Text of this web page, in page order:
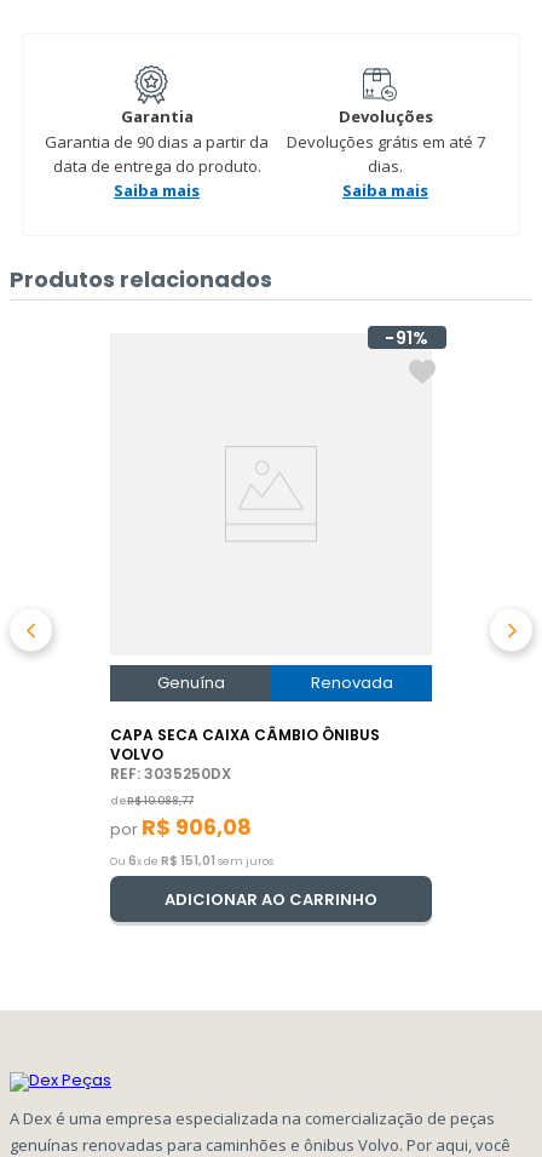
Garantia
Garantia de 90 dias a partir da
data de entrega do produto.
Saiba mais
Devoluções
Devoluções grátis em até 7
dias.
Saiba mais
Produtos relacionados
91%
Genuína Renovada
CAPA SECA CAIXA CÂMBIO ÔNIBUS
VOLVO
REF: 3035250DX
deR$10.088,77
por R$ 906,08
Ou 6x de R$ 151,01 sem juros
ADICIONAR AO CARRINHO
A Dex é uma empresa especializada na comercialização de peças
genuínas renovadas para caminhões e ônibus Volvo. Por aqui, você